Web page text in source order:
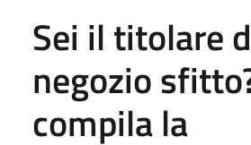
Sei il titolare
negozio
compila la